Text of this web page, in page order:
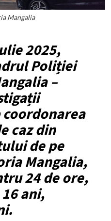
Mangalia
2025,
Poliției
–
caz din
de pe
Mangalia,
24 de ore,
ani,